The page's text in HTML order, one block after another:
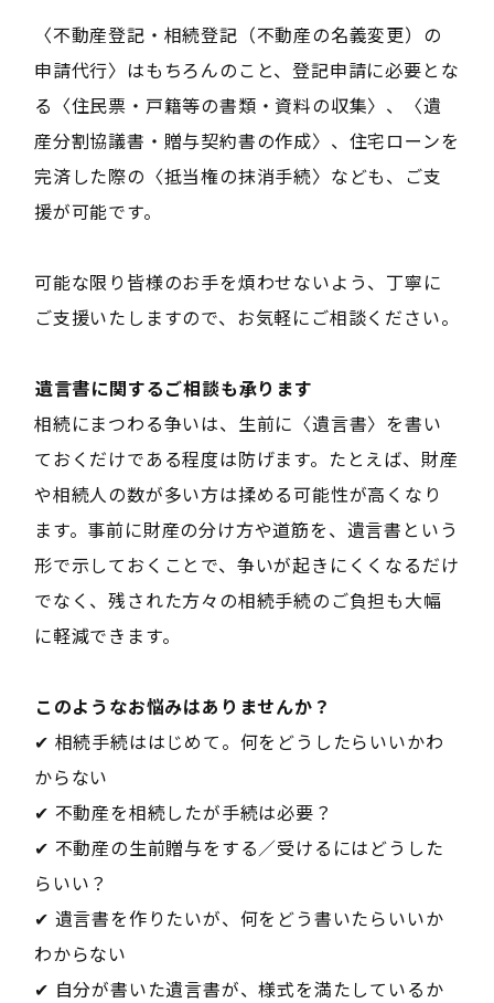
〈不動産登記・相続登記（不動産の名義変更）の
申請代行〉はもちろんのこと、登記申請に必要とな
る〈住民票・戸籍等の書類・資料の収集〉、〈遺
産分割協議書・贈与契約書の作成〉、住宅ローンを
完済した際の〈抵当権の抹消手続〉なども、ご支
援が可能です。
可能な限り皆様のお手を煩わせないよう、丁寧に
ご支援いたしますので、お気軽にご相談ください。
――遺言書に関するご相談も承ります――
相続にまつわる争いは、生前に〈遺言書〉を書い
ておくだけである程度は防げます。たとえば、財産
や相続人の数が多い方は揉める可能性が高くなり
ます。事前に財産の分け方や道筋を、遺言書という
形で示しておくことで、争いが起きにくくなるだけ
でなく、残された方々の相続手続のご負担も大幅
に軽減できます。
――このようなお悩みはありませんか？――
✔ 相続手続ははじめて。何をどうしたらいいかわ
からない
✔ 不動産を相続したが手続は必要？
✔ 不動産の生前贈与をする／受けるにはどうした
らいい？
✔ 遺言書を作りたいが、何をどう書いたらいいか
わからない
✔ 自分が書いた遺言書が、様式を満たしているか